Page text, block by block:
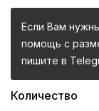
Если Вам
помощь с
пишите в
Количество